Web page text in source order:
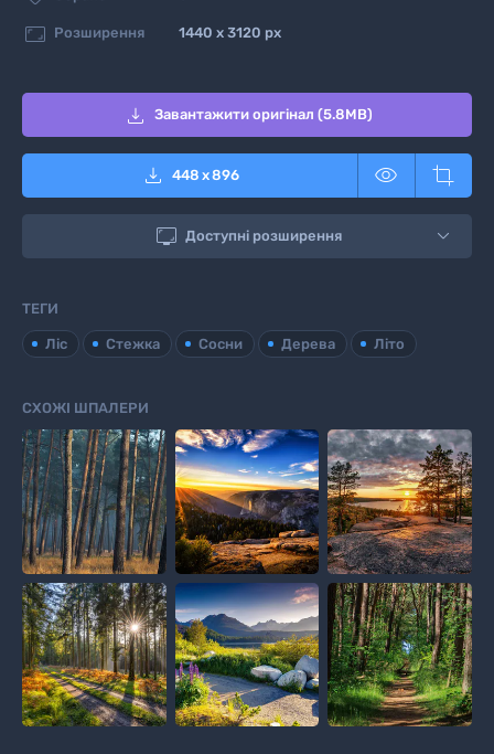
 Розширення 1440 x 3120 px
 Завантажити оригінал (5.8MB)
 448 x896  
 Доступні розширення
ТЕГИ
Ліс Стежка Сосни Дерева Літо
СХОЖІ ШПАЛЕРИ